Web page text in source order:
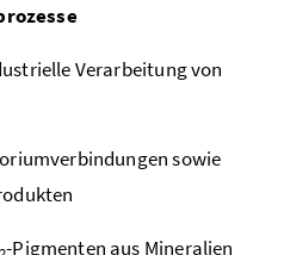
Verarbeitung von
sowie
-Pigmenten aus Mineralien